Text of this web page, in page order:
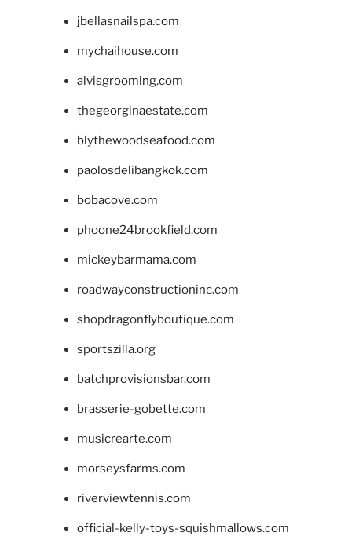
jbellasnailspa.com
mychaihouse.com
alvisgrooming.com
thegeorginaestate.com
blythewoodseafood.com
paolosdelibangkok.com
bobacove.com
phoone24brookfield.com
mickeybarmama.com
roadwayconstructioninc.com
shopdragonflyboutique.com
sportszilla.org
batchprovisionsbar.com
brasserie-gobette.com
musicrearte.com
morseysfarms.com
riverviewtennis.com
official-kelly-toys-squishmallows.com